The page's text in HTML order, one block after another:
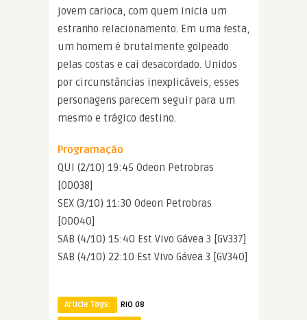
jovem carioca, com quem inicia um
estranho relacionamento. Em uma festa,
um homem é brutalmente golpeado
pelas costas e cai desacordado. Unidos
por circunstâncias inexplicáveis, esses
personagens parecem seguir para um
mesmo e trágico destino.
Programação
QUI (2/10) 19:45 Odeon Petrobras
[OD038]
SEX (3/10) 11:30 Odeon Petrobras
[OD040]
SAB (4/10) 15:40 Est Vivo Gávea 3 [GV337]
SAB (4/10) 22:10 Est Vivo Gávea 3 [GV340]
Article Tags:
RIO 08